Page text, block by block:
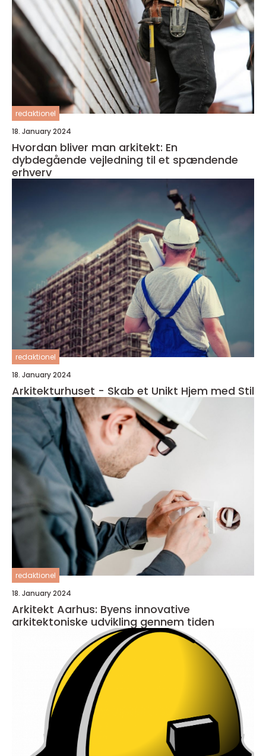
redaktionel
18. January 2024
Hvordan bliver man arkitekt: En
dybdegående vejledning til et spændende
erhverv
redaktionel
18. January 2024
Arkitekturhuset - Skab et Unikt Hjem med Stil
redaktionel
18. January 2024
Arkitekt Aarhus: Byens innovative
arkitektoniske udvikling gennem tiden